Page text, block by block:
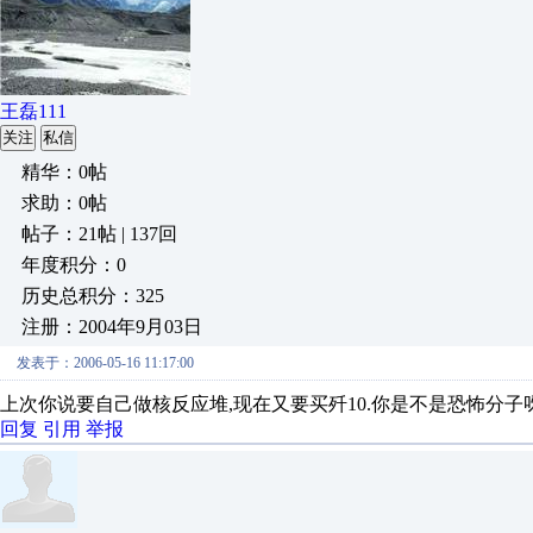
王磊111
关注 私信
精华：0帖
求助：0帖
帖子：21帖 | 137回
年度积分：0
历史总积分：325
注册：2004年9月03日
发表于：2006-05-16 11:17:00
上次你说要自己做核反应堆,现在又要买歼10.你是不是恐怖分子
回复 引用 举报